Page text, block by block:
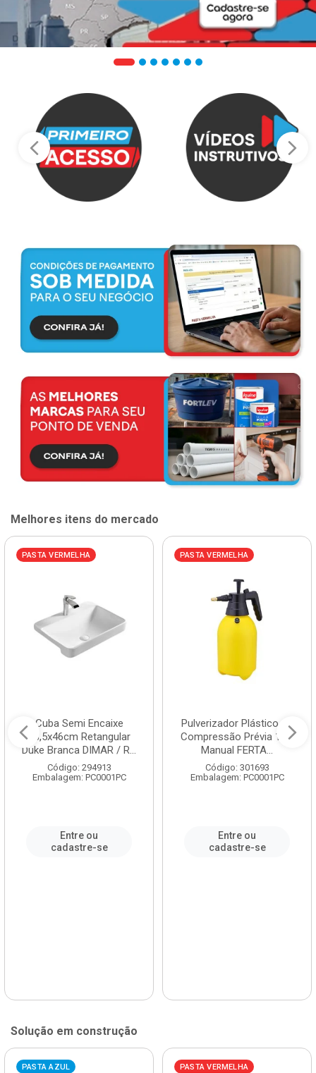
Melhores itens do mercado
PASTA VERMELHA
Cuba Semi Encaixe
58,5x46cm Retangular
Duke Branca DIMAR / R...
Código: 294913
Embalagem: PC0001PC
Entre ou
cadastre-se
PASTA VERMELHA
Pulverizador Plástico de
Compressão Prévia 1,5L
Manual FERTA...
Código: 301693
Embalagem: PC0001PC
Entre ou
cadastre-se
Solução em construção
PASTA AZUL PASTA VERMELHA